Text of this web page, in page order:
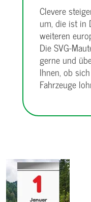
Clevere
um, die ist in
weiteren
Die SVG-
gerne und
Ihnen, ob
Fahrzeuge